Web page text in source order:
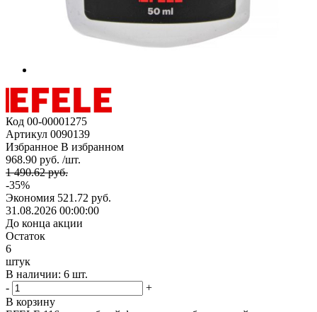
Код 00-00001275
Артикул 0090139
Избранное В избранном
968.90 руб. /шт.
1 490.62 руб.
-35%
Экономия 521.72 руб.
31.08.2026 00:00:00
До конца акции
Остаток
6
штук
В наличии: 6 шт.
-
+
В корзину